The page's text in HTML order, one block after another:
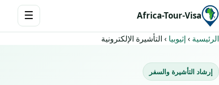
Africa-Tour-Visa
☰
الرئيسية › إثيوبيا › التأشيرة الإلكترونية
إرشاد التأشيرة والسفر